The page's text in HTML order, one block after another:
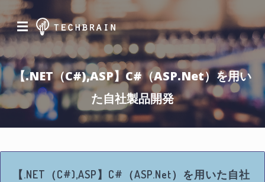
☰
【.NET（C#),ASP】C#（ASP.Net）を用い
た自社製品開発
【.NET（C#),ASP】C#（ASP.Net）を用いた自社